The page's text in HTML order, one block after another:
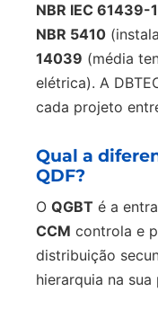
NBR IEC 61439-
NBR 5410
14039 (média
elétrica). A
cada projeto
Qual a
QDF?
O QGBT é a
CCM controla e
distribuição
hierarquia na